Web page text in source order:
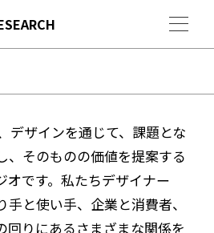
デザインを通じて、課題とな
、そのものの価値を提案する
オです。私たちデザイナー
と使い手、企業と消費者、
回りにあるさまざまな関係を